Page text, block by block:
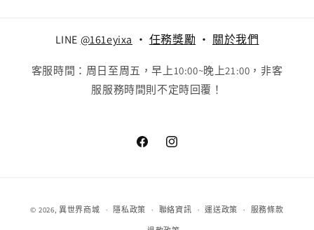
LINE @161eyixa ‧ 任務獎勵 ‧ 關於我們
客服時間：周日至周五，早上10:00~晚上21:00，非客
服服務時間則不定時回覆！
FacebookInstagram
款
© 2026,異世界商城 隱私政策 聯絡資訊 運送政策 服務條款